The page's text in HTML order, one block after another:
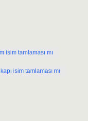
isim tamlaması mı
isim tamlaması mı